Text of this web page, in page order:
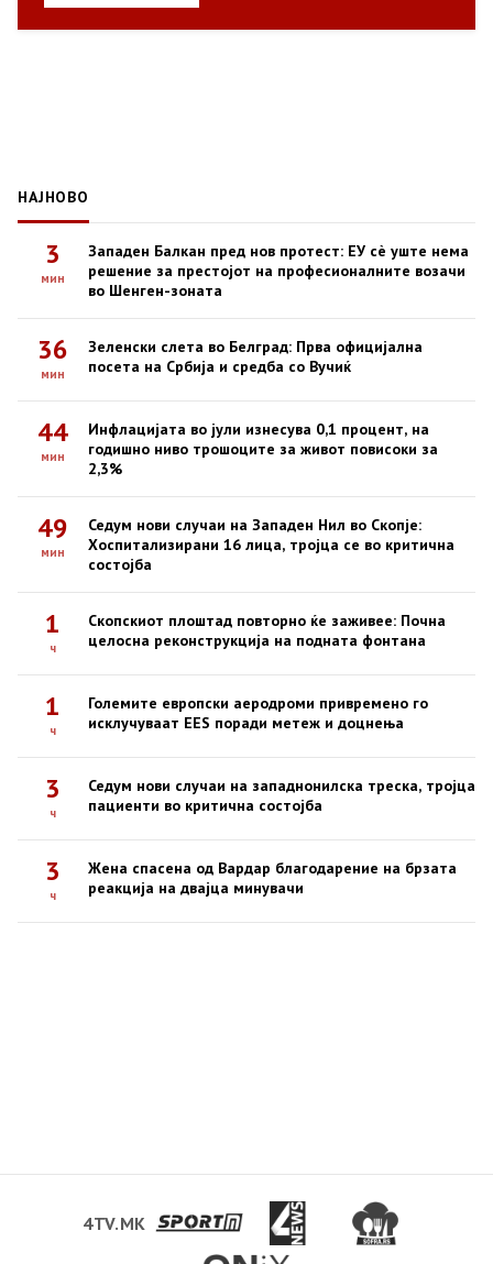
НАЈНОВО
3
мин
Западен Балкан пред нов протест: ЕУ сè уште нема
решение за престојот на професионалните возачи
во Шенген-зоната
36
мин
Зеленски слета во Белград: Прва официјална
посета на Србија и средба со Вучиќ
44
мин
Инфлацијата во јули изнесува 0,1 процент, на
годишно ниво трошоците за живот повисоки за
2,3%
49
мин
Седум нови случаи на Западен Нил во Скопје:
Хоспитализирани 16 лица, тројца се во критична
состојба
1
ч
Скопскиот плоштад повторно ќе заживее: Почна
целосна реконструкција на подната фонтана
1
ч
Големите европски аеродроми привремено го
исклучуваат EES поради метеж и доцнења
3
ч
Седум нови случаи на западнонилска треска, тројца
пациенти во критична состојба
3
ч
Жена спасена од Вардар благодарение на брзата
реакција на двајца минувачи
4TV.MK